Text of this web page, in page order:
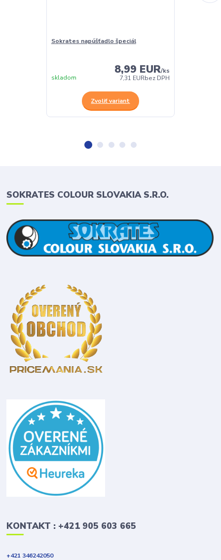
Sokrates napúšťadlo špeciál
8,99 EUR/ks
7,31 EURbez DPH
skladom
Zvoliť variant
SOKRATES COLOUR SLOVAKIA S.R.O.
KONTAKT : +421 905 603 665
+421 346242050